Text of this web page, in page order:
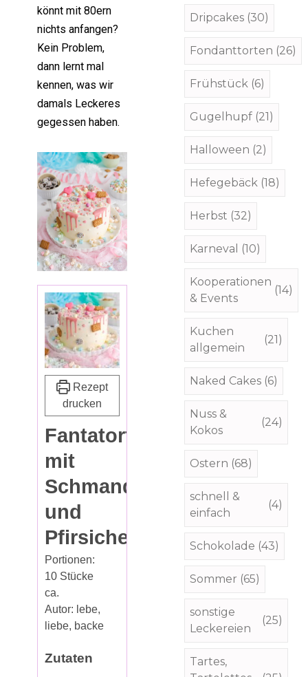
könnt mit 80ern
nichts anfangen?
Kein Problem,
dann lernt mal
kennen, was wir
damals Leckeres
gegessen haben.
Rezept
drucken
Fantatorte
mit
Schmandcreme
und
Pfirsichen
Portionen:
10 Stücke
ca.
Autor: lebe,
liebe, backe
Zutaten
Dripcakes (30)
Fondanttorten (26)
Frühstück (6)
Gugelhupf (21)
Halloween (2)
Hefegebäck (18)
Herbst (32)
Karneval (10)
Kooperationen
& Events
(14)
Kuchen
allgemein
(21)
Naked Cakes (6)
Nuss &
Kokos
(24)
Ostern (68)
schnell &
einfach
(4)
Schokolade (43)
Sommer (65)
sonstige
Leckereien
(25)
Tartes,